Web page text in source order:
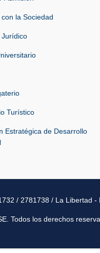
la Sociedad
Jurídico
Turístico
Estratégica de Desarrollo
/ 2781738 / La Libertad -
Todos los derechos